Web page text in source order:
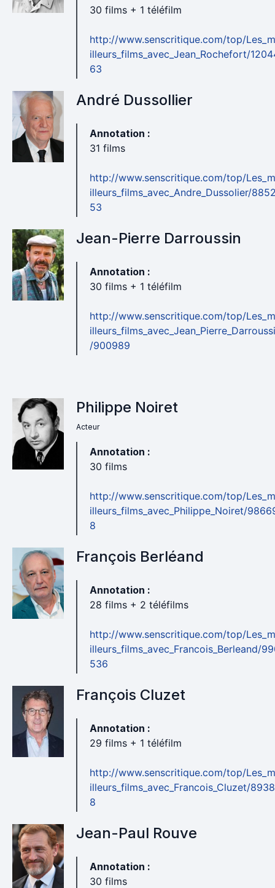
30 films + 1 téléfilm
http://www.senscritique.com/top/
illeurs_films_avec_Jean_Rochefort/
63
André Dussollier
Annotation :
31 films
http://www.senscritique.com/top/
illeurs_films_avec_Andre_Dussolier/
53
Jean-Pierre Darroussin
Annotation :
30 films + 1 téléfilm
http://www.senscritique.com/top/
/900989
Philippe Noiret
Acteur
Annotation :
30 films
http://www.senscritique.com/top/
illeurs_films_avec_Philippe_Noiret/
8
François Berléand
Annotation :
28 films + 2 téléfilms
http://www.senscritique.com/top/
illeurs_films_avec_Francois_Berleand/
536
François Cluzet
Annotation :
29 films + 1 téléfilm
http://www.senscritique.com/top/
illeurs_films_avec_Francois_Cluzet/
8
Jean-Paul Rouve
Annotation :
30 films